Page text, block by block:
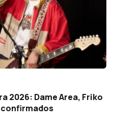
2026: Dame Area, Friko
confirmados